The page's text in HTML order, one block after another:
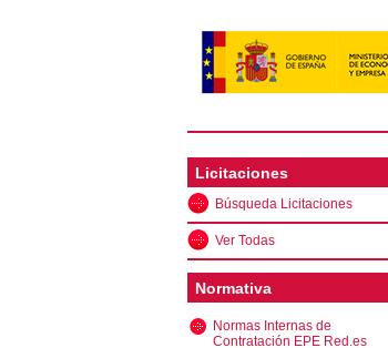
Licitaciones
Búsqueda Licitaciones
Ver Todas
Normativa
Normas Internas de
Contratación EPE Red.es